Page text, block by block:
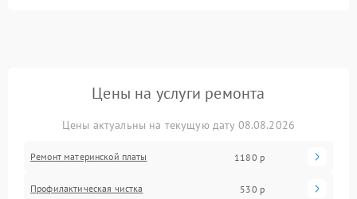
Цены на услуги ремонта
Цены актуальны на текущую дату 08.08.2026
Ремонт материнской платы 1180 р
Профилактическая чистка 530 р